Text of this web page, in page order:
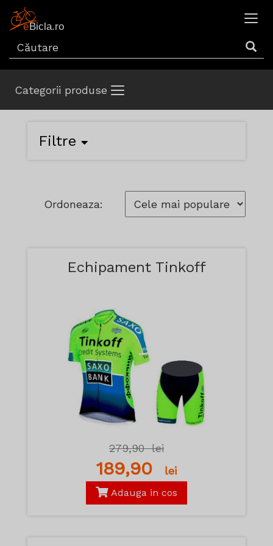
Categorii produse
Filtre
Ordoneaza:
Echipament Tinkoff
279,90lei
189,90 lei
Adauga in cos